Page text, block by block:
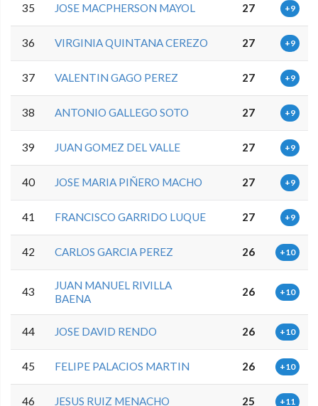
35 JOSE MACPHERSON MAYOL 27 +9
36 VIRGINIA QUINTANA CEREZO 27 +9
37 VALENTIN GAGO PEREZ 27 +9
38 ANTONIO GALLEGO SOTO 27 +9
39 JUAN GOMEZ DEL VALLE 27 +9
40 JOSE MARIA PIÑERO MACHO 27 +9
41 FRANCISCO GARRIDO LUQUE 27 +9
42 CARLOS GARCIA PEREZ 26 +10
43
JUAN MANUEL RIVILLA
BAENA
26 +10
44 JOSE DAVID RENDO 26 +10
45 FELIPE PALACIOS MARTIN 26 +10
46 JESUS RUIZ MENACHO 25 +11